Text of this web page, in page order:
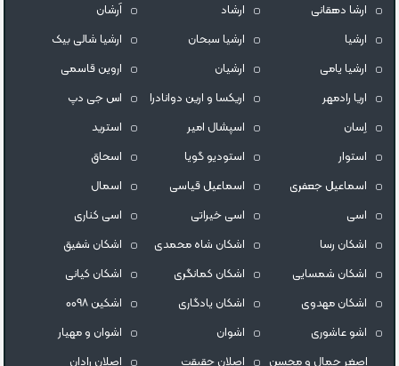
ارشا دهقانی
ارشاد
اَرشان
ارشیا
ارشیا سبحان
ارشیا شالی بیک
ارشیا یامی
ارشیان
اروین قاسمی
اریا رادمهر
اریکسا و ارین دوانادرا
اس جی دپ
اِسان
اسپشال امیر
استرید
استوار
استودیو گویا
اسحاق
اسماعیل جعفری
اسماعیل قیاسی
اسمال
اسی
اسی خیراتی
اسی کناری
اشکان رسا
اشکان شاه محمدی
اشکان شفیق
اشکان شمسایی
اشکان‌ کمانگری
اشکان کیانی
اشکان مهدوی
اشکان یادگاری
اشکین ۰۰۹۸
اشو عاشوری
اشوان
اشوان و مهیار
اصغر جمال و محسن
اصلان حقیقت اصلان رادان